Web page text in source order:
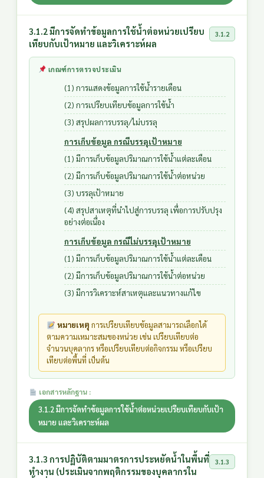
3.1.2 มีการจัดทำข้อมูลการใช้น้ำต่อหน่วยเปรียบ
เทียบกับเป้าหมาย และวิเคราะห์ผล
3.1.2
เกณฑ์การตรวจประเมิน
(1) การแสดงข้อมูลการใช้น้ำรายเดือน
(2) การเปรียบเทียบข้อมูลการใช้น้ำ
(3) สรุปผลการบรรลุ/ไม่บรรลุ
การเก็บข้อมูล กรณีบรรลุเป้าหมาย
(1) มีการเก็บข้อมูลปริมาณการใช้น้ำแต่ละเดือน
(2) มีการเก็บข้อมูลปริมาณการใช้น้ำต่อหน่วย
(3) บรรลุเป้าหมาย
(4) สรุปสาเหตุที่นำไปสู่การบรรลุ เพื่อการปรับปรุง
อย่างต่อเนื่อง
การเก็บข้อมูล กรณีไม่บรรลุเป้าหมาย
(1) มีการเก็บข้อมูลปริมาณการใช้น้ำแต่ละเดือน
(2) มีการเก็บข้อมูลปริมาณการใช้น้ำต่อหน่วย
(3) มีการวิเคราะห์สาเหตุและแนวทางแก้ไข
หมายเหตุ การเปรียบเทียบข้อมูลสามารถเลือกได้
ตามความเหมาะสมของหน่วย เช่น เปรียบเทียบต่อ
จำนวนบุคลากร หรือเปรียบเทียบต่อกิจกรรม หรือเปรียบ
เทียบต่อพื้นที่ เป็นต้น
เอกสารหลักฐาน :
3.1.2 มีการจัดทำข้อมูลการใช้น้ำต่อหน่วยเปรียบเทียบกับเป้า
หมาย และวิเคราะห์ผล
3.1.3 การปฏิบัติตามมาตรการประหยัดน้ำในพื้นที่
ทำงาน (ประเมินจากพฤติกรรมของบุคลากรใน
3.1.3